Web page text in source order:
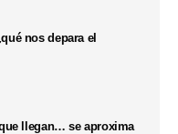
nos depara el
llegan… se aproxima